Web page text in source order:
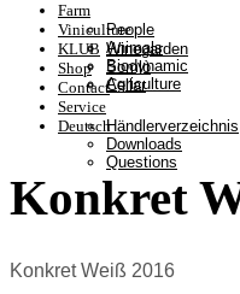
Farm
People
Animals
Biodynamic
Agriculture
Viniculture
Winegarden
Somlò
Cellar
KLUB
Shop
Contact
Service
Händlerverzeichnis
Downloads
Questions
Deutsch
Konkret
Konkret Weiß 2016